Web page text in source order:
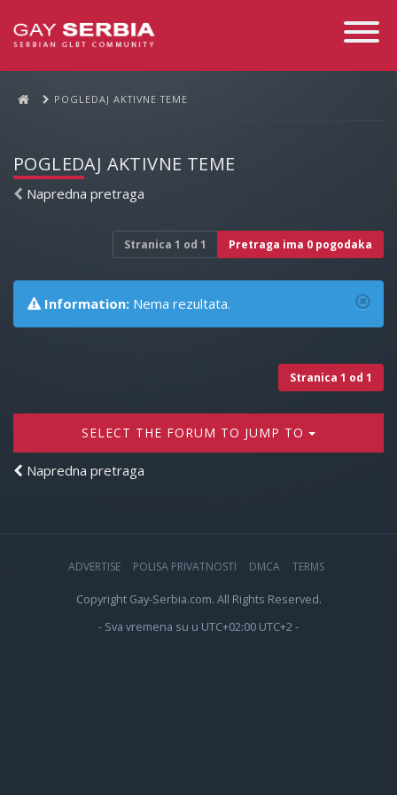
Toggle
POGLEDAJ AKTIVNE TEME
POGLEDAJ AKTIVNE TEME
Napredna pretraga
Stranica 1 od 1 Pretraga ima 0 pogodaka
Information: Nema rezultata.
Stranica 1 od 1
SELECT THE FORUM TO JUMP TO
Napredna pretraga
ADVERTISE POLISA PRIVATNOSTI DMCA TERMS
Copyright Gay-Serbia.com. All Rights Reserved.
- Sva vremena su u UTC+02:00 UTC+2 -